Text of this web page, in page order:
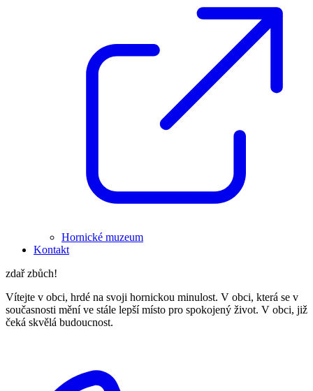
Hornické muzeum
Kontakt
zdař zbůch!
Vítejte v obci, hrdé na svoji hornickou minulost. V obci, která se v
současnosti mění ve stále lepší místo pro spokojený život. V obci, již
čeká skvělá budoucnost.